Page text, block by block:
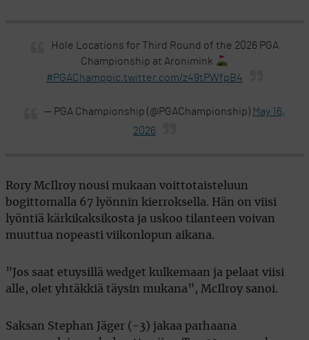
Hole Locations for Third Round of the 2026 PGA
Championship at Aronimink
#PGAChamppic.twitter.com/z49tPWfpB4
— PGA Championship (@PGAChampionship) May 16,
2026
Rory McIlroy nousi mukaan voittotaisteluun
bogittomalla 67 lyönnin kierroksella. Hän on viisi
lyöntiä kärkikaksikosta ja uskoo tilanteen voivan
muuttua nopeasti viikonlopun aikana.
”Jos saat etuysillä wedget kulkemaan ja pelaat viisi
alle, olet yhtäkkiä täysin mukana”, McIlroy sanoi.
Saksan Stephan Jäger (-3) jakaa parhaana